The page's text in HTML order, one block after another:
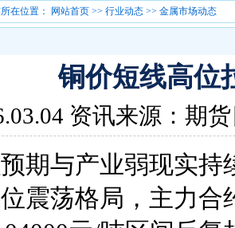
在位置：
网站首页 >> 行业动态 >> 金属市场动态
铜价短线高位
资讯来源：期
期与产业弱现实持
震荡格局，主力合